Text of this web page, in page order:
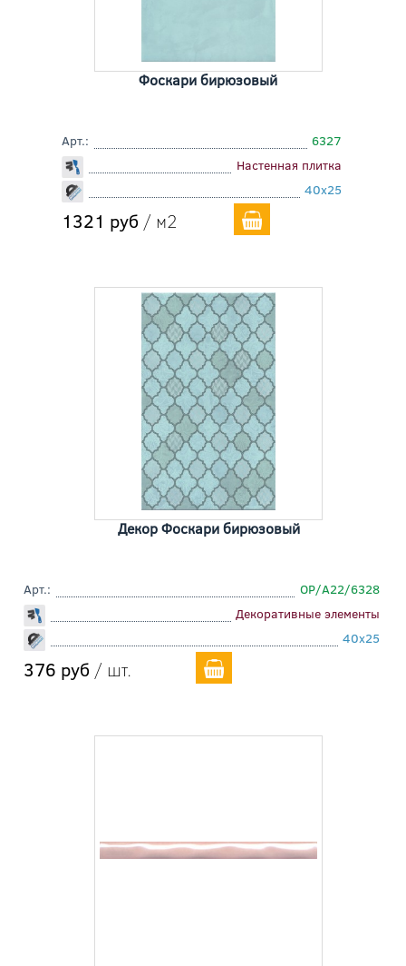
Фоскари бирюзовый
Арт.:
6327
Настенная плитка
40x25
1321 руб / м2
Декор Фоскари бирюзовый
Арт.:
OP/A22/6328
Декоративные элементы
40x25
376 руб / шт.